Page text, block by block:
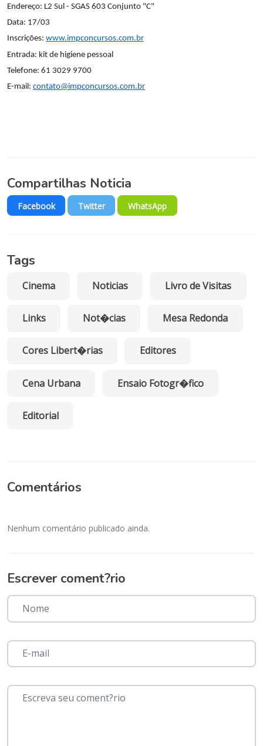
Endereço: L2 Sul - SGAS 603 Conjunto "C"
Data: 17/03
Inscrições: www.impconcursos.com.br
Entrada: kit de higiene pessoal
Telefone: 61 3029 9700
E-mail: contato@impconcursos.com.br
Compartilhas Noticia
Facebook Twitter WhatsApp
Tags
Cinema Noticias Livro de Visitas
Links Not�cias Mesa Redonda
Cores Libert�rias Editores
Cena Urbana Ensaio Fotogr�fico
Editorial
Comentários
Nenhum comentário publicado ainda.
Escrever coment?rio